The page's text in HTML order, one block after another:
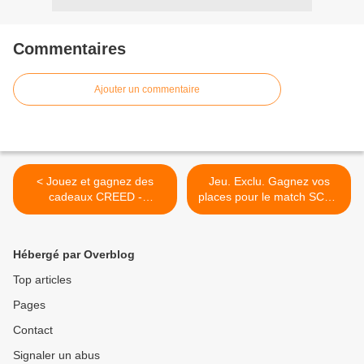
Commentaires
Ajouter un commentaire
< Jouez et gagnez des
cadeaux CREED -
L'Héritage de Rocky Balboa
Jeu. Exclu. Gagnez vos
places pour le match SCO -
Monaco le 30 janvier 2016
Hébergé par Overblog
Top articles
Pages
Contact
Signaler un abus